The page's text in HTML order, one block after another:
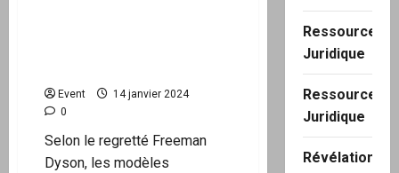
Event
14 janvier 2024
0
Selon le regretté Freeman
Dyson, les modèles
Ressource
Juridique
Ressource
Juridique
Révélation